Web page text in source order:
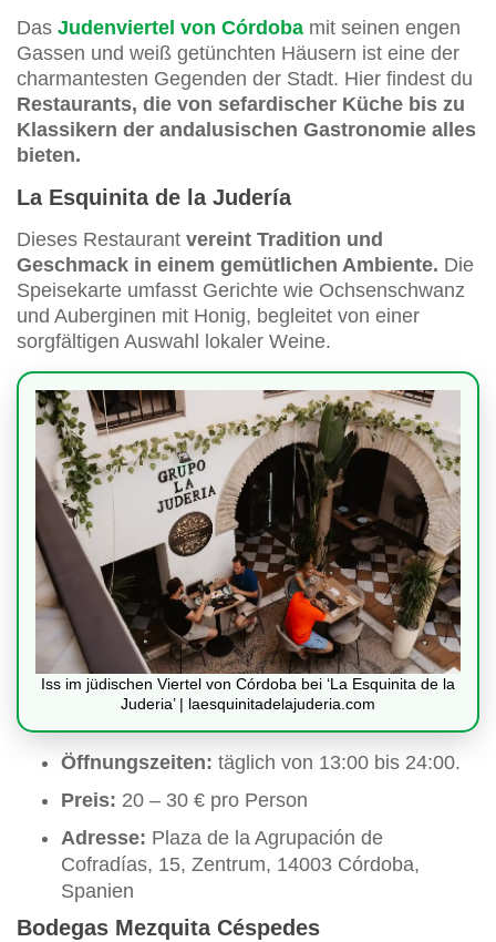
Das Judenviertel von Córdoba mit seinen engen
Gassen und weiß getünchten Häusern ist eine der
charmantesten Gegenden der Stadt. Hier findest du
Restaurants, die von sefardischer Küche bis zu
Klassikern der andalusischen Gastronomie alles
bieten.
La Esquinita de la Judería
Dieses Restaurant vereint Tradition und
Geschmack in einem gemütlichen Ambiente. Die
Speisekarte umfasst Gerichte wie Ochsenschwanz
und Auberginen mit Honig, begleitet von einer
sorgfältigen Auswahl lokaler Weine.
Iss im jüdischen Viertel von Córdoba bei ‘La Esquinita de la
Juderia’ | laesquinitadelajuderia.com
Öffnungszeiten: täglich von 13:00 bis 24:00.
Preis: 20 – 30 € pro Person
Adresse: Plaza de la Agrupación de
Cofradías, 15, Zentrum, 14003 Córdoba,
Spanien
Bodegas Mezquita Céspedes